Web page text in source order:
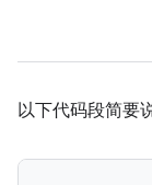
以下代码段简要